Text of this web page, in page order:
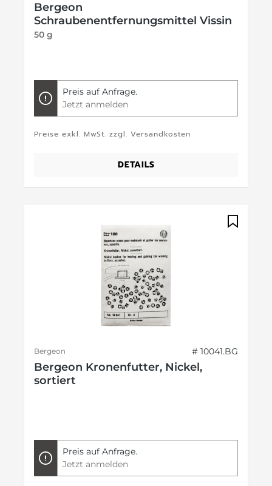
Bergeon
Schraubenentfernungsmittel Vissin
50 g
Preis auf Anfrage.
Jetzt anmelden
Preise exkl. MwSt. zzgl. Versandkosten
DETAILS
Bergeon # 10041.BG
Bergeon Kronenfutter, Nickel,
sortiert
Preis auf Anfrage.
Jetzt anmelden